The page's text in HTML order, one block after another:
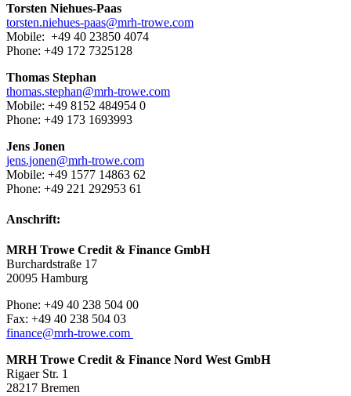
Torsten Niehues-Paas
torsten.niehues-paas@mrh-trowe.com
Mobile: +49 40 23850 4074
Phone: +49 172 7325128
Thomas Stephan
thomas.stephan@mrh-trowe.com
Mobile: +49 8152 484954 0
Phone: +49 173 1693993
Jens Jonen
jens.jonen@mrh-trowe.com
Mobile: +49 1577 14863 62
Phone: +49 221 292953 61
Anschrift:
MRH Trowe Credit & Finance GmbH
Burchardstraße 17
20095 Hamburg
Phone: +49 40 238 504 00
Fax: +49 40 238 504 03
finance@mrh-trowe.com
MRH Trowe Credit & Finance Nord West GmbH
Rigaer Str. 1
28217 Bremen